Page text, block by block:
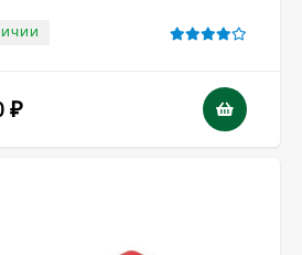
₽